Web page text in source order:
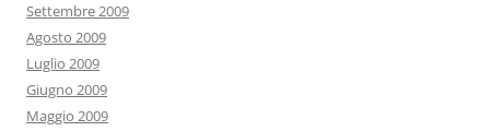
Settembre 2009
Agosto 2009
Luglio 2009
Giugno 2009
Maggio 2009